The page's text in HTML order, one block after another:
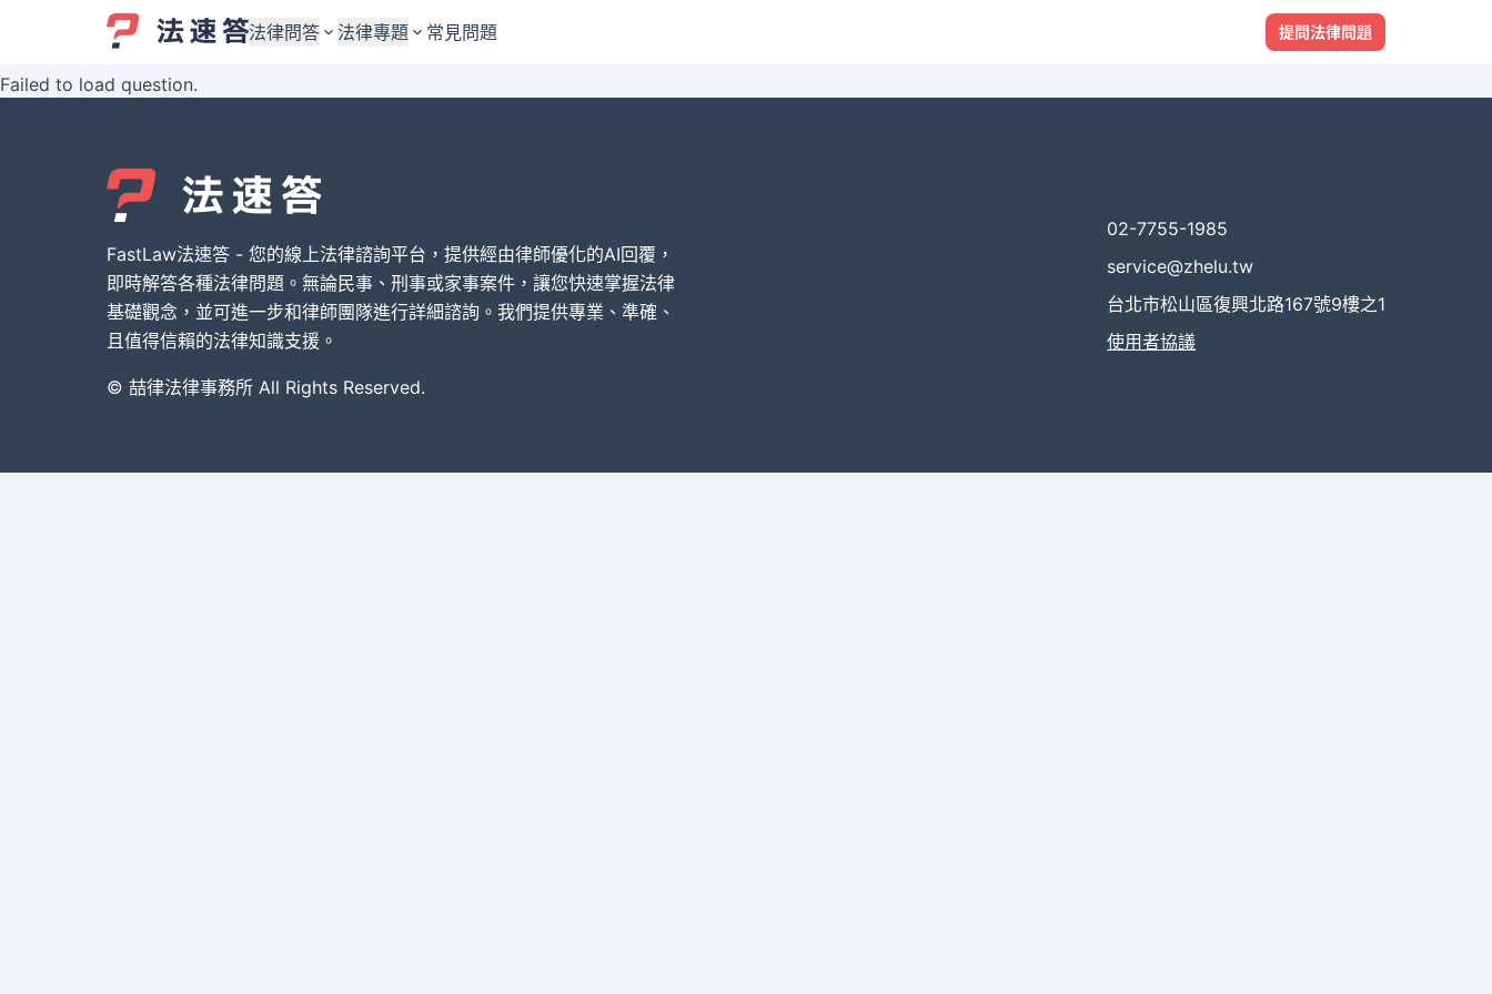
法律問答
婚姻與監護權
債務與債權
刑事犯罪案件
其他案件類型
法律專題
婚姻與監護權
債務與債權
刑事犯罪案件
其他案件類型
常見問題 提問法律問題
Failed to load question.
FastLaw法速答 - 您的線上法律諮詢平台，提供經由律師優化的AI回覆，
即時解答各種法律問題。無論民事、刑事或家事案件，讓您快速掌握法律
基礎觀念，並可進一步和律師團隊進行詳細諮詢。我們提供專業、準確、
且值得信賴的法律知識支援。
© 喆律法律事務所 All Rights Reserved.
02-7755-1985
service@zhelu.tw
台北市松山區復興北路167號9樓之1
使用者協議